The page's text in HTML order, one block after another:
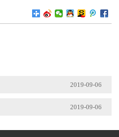
2019-09-06
2019-09-06